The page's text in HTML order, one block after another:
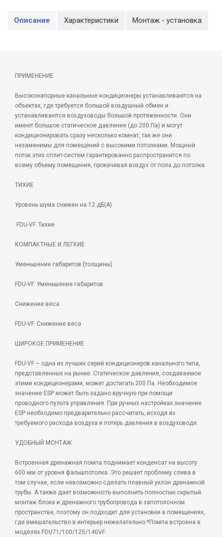
Описание Характеристики Монтаж - установка
ПРИМЕНЕНИЕ
Высоконапорные канальные кондиционеры устанавливаются на
объектах, где требуется большой воздушный обмен и
устанавливаются воздуховоды большой протяженности. Они
имеют большое статическое давление (до 200 Па) и могут
кондиционировать сразу несколько комнат, так же они
незаменимы для помещений с высокими потолками. Мощный
поток этих сплит-систем гарантированно распространится по
всему объему помещения, прокачивая воздух от пола до потолка.
ТИХИЕ
Уровень шума снижен на 12 дБ(А).
FDU-VF. Тихие
КОМПАКТНЫЕ И ЛЕГКИЕ
Уменьшение габаритов (толщины)
FDU-VF. Уменьшение габаритов
Снижение веса
FDU-VF. Снижение веса
ШИРОКОЕ ПРИМЕНЕНИЕ
FDU-VF – одна из лучших серий кондиционеров канального типа,
представленных на рынке. Статическое давление, создаваемое
этими кондиционерами, может достигать 200 Па. Необходимое
значение ESP может быть задано вручную при помощи
проводного пульта управления. При ручных настройках значение
ESP необходимо предварительно рассчитать, исходя из
требуемого расхода воздуха и потерь давления в воздуховоде.
УДОБНЫЙ МОНТАЖ
Встроенная дренажная помпа поднимает конденсат на высоту
600 мм от уровня фальшпотолка. Это решает проблему слива в
том случае, если невозможно сделать плавный уклон дренажной
трубы. А также дает возможность выполнить полностью скрытый
монтаж блока и дренажного трубопровода в запотолочном
пространстве, поэтому он подходит для установки в помещениях,
где вмешательство в интерьер нежелательно.*Помпа встроена в
моделях FDU71/100/125/140VF.